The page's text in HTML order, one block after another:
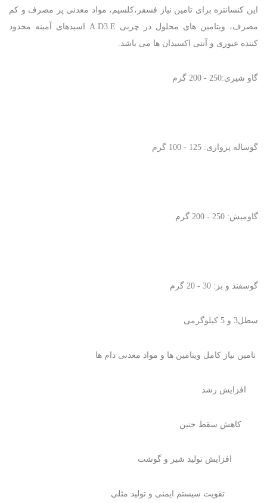
این کنسانتره برای تامین نیاز فسفر،کلسیم، مواد معدنی پر مصرف و کم
مصرف، ویتامین های محلول در چربی A.D3.E اسیدهای آمینه محدود
کننده عبوری و آنتی اکسیدان ها می باشد.
گاو شیری:250 - 200 گرم
گوساله پرواری: 125 - 100 گرم
گاومیش: 250 - 200 گرم
گوسفند و بز: 30 - 20 گرم
سطل3 و 5 کیلوگرمی
تامین نیاز کامل ویتامین ها و مواد معدنی دام ها
افزایش رشد
کاهش سقط جنین
افزایش تولید شیر و گوشت
تقویت سیستم ایمنی و تولید مثلی